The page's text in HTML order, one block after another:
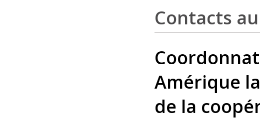
Contacts
Amérique
de la